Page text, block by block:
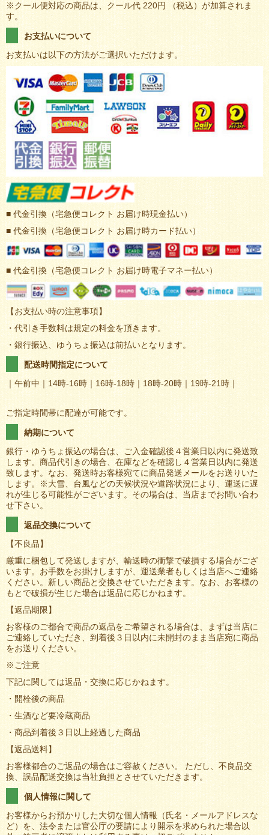
※クール便対応の商品は、クール代 220円 （税込）が加算されま
す。
お支払いについて
お支払いは以下の方法がご選択いただけます。
■ 代金引換（宅急便コレクト お届け時現金払い）
■ 代金引換（宅急便コレクト お届け時カード払い）
■ 代金引換（宅急便コレクト お届け時電子マネー払い）
【お支払い時の注意事項】
・代引き手数料は規定の料金を頂きます。
・銀行振込、ゆうちょ振込は前払いとなります。
配送時間指定について
｜午前中｜14時-16時｜16時-18時｜18時-20時｜19時-21時｜
ご指定時間帯に配達が可能です。
納期について
銀行・ゆうちょ振込の場合は、ご入金確認後４営業日以内に発送致
します。商品代引きの場合、在庫などを確認し４営業日以内に発送
致します。なお、発送時お客様宛てに商品発送メールをお送りいた
します。※大雪、台風などの天候状況や道路状況により、運送に遅
れが生じる可能性がございます。その場合は、当店までお問い合わ
せ下さい。
返品交換について
【不良品】
厳重に梱包して発送しますが、輸送時の衝撃で破損する場合がござ
います。お手数をお掛けしますが、運送業者もしくは当店へご連絡
ください。新しい商品と交換させていただきます。なお、お客様の
もとで破損が生じた場合は返品に応じかねます。
【返品期限】
お客様のご都合で商品の返品をご希望される場合は、まずは当店に
ご連絡していただき、到着後３日以内に未開封のまま当店宛に商品
をお送りください。
※ご注意
下記に関しては返品・交換に応じかねます。
・開栓後の商品
・生酒など要冷蔵商品
・商品到着後３日以上経過した商品
【返品送料】
お客様都合のご返品の場合はご容赦ください。 ただし、不良品交
換、誤品配送交換は当社負担とさせていただきます。
個人情報に関して
お客様からお預かりした大切な個人情報（氏名・メールアドレスな
ど）を、法令または官公庁の要請により開示を求められた場合以